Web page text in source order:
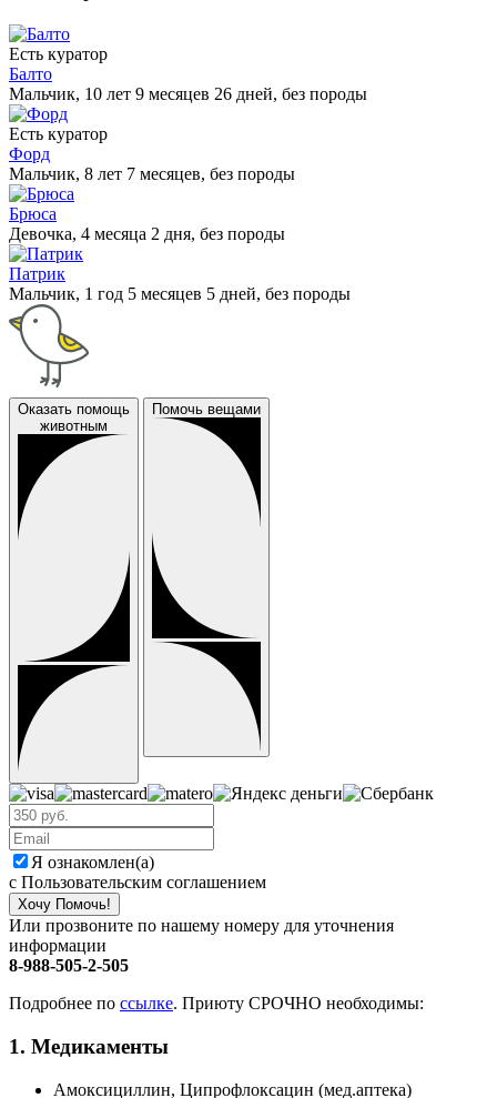
Есть куратор
Балто
Мальчик, 10 лет 9 месяцев 26 дней, без породы
Есть куратор
Форд
Мальчик, 8 лет 7 месяцев, без породы
Брюса
Девочка, 4 месяца 2 дня, без породы
Патрик
Мальчик, 1 год 5 месяцев 5 дней, без породы
Оказать помощь
животным
Помочь вещами
Я ознакомлен(а)
с Пользовательским соглашением
Хочу Помочь!
Или прозвоните по нашему номеру для уточнения
информации
8-988-505-2-505
Подробнее по ссылке. Приюту СРОЧНО необходимы:
1. Медикаменты
Амоксициллин, Ципрофлоксацин (мед.аптека)